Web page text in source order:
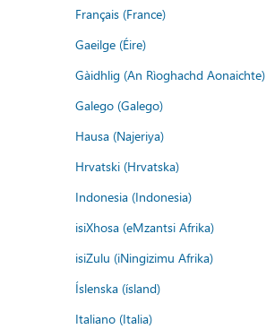
Français (France)
Gaeilge (Éire)
Gàidhlig (An Rìoghachd Aonaichte)
Galego (Galego)
Hausa (Najeriya)
Hrvatski (Hrvatska)
Indonesia (Indonesia)
isiXhosa (eMzantsi Afrika)
isiZulu (iNingizimu Afrika)
Íslenska (ísland)
Italiano (Italia)